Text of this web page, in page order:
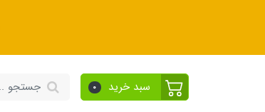
سبد خرید 0